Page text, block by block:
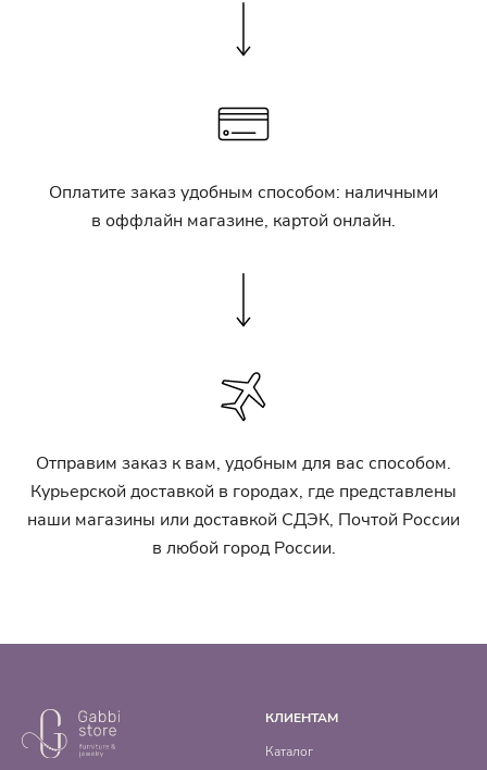
Оплатите заказ удобным способом: наличными
в оффлайн магазине, картой онлайн.
Отправим заказ к вам, удобным для вас способом.
Курьерской доставкой в городах, где представлены
наши магазины или доставкой СДЭК, Почтой России
в любой город России.
КЛИЕНТАМ
Каталог